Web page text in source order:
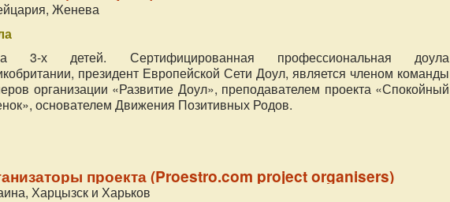
Женева
3-х детей. Сертифицированная профессиональная доула
президент Европейской Сети Доул, является членом команды
организации «Развитие Доул», преподавателем проекта «Спокойный
основателем Движения Позитивных Родов.
проекта (Proestro.com project organisers)
Харцызск и Харьков